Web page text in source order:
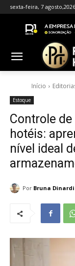
sexta-feira, 7 agosto,2026
Início
Estoque
Controle
hotéis:
nível ideal
Por Bruna Dinardi